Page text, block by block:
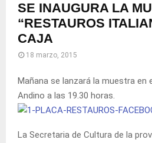
SE INAUGURA LA
“RESTAUROS
CAJA
18 marzo, 2015
Mañana se lanzará la muestra en
Andino a las 19.30 horas.
La Secretaria de Cultura de la